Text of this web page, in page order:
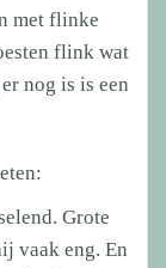
met flinke
flink wat
nog is is een
Grote
vaak eng. En